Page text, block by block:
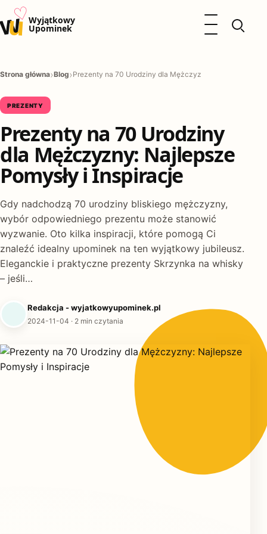
u♡Wyjątkowy
Upominek
Otwórz menu
Dzieci
Okazje
Katalog prezentów
Polityka prywatności
Strona główna Blog Prezenty na 70 Urodziny dla Mężczyzny: Najlepsze
PREZENTY
Prezenty na 70 Urodziny
dla Mężczyzny: Najlepsze
Pomysły i Inspiracje
Gdy nadchodzą 70 urodziny bliskiego mężczyzny,
wybór odpowiedniego prezentu może stanowić
wyzwanie. Oto kilka inspiracji, które pomogą Ci
znaleźć idealny upominek na ten wyjątkowy jubileusz.
Eleganckie i praktyczne prezenty Skrzynka na whisky
– jeśli…
Redakcja - wyjatkowyupominek.pl
2024-11-04 · 2 min czytania